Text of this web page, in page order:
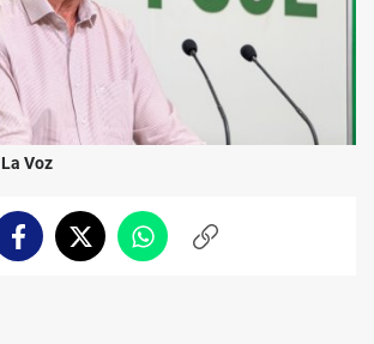
La Voz
FacebookTwitterWhatsappCopiar